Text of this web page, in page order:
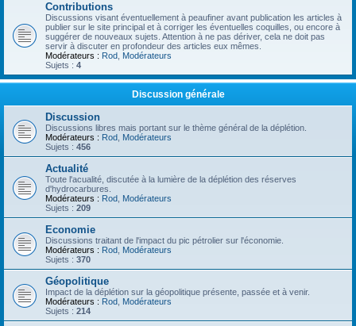
Contributions
Discussions visant éventuellement à peaufiner avant publication les articles à
publier sur le site principal et à corriger les éventuelles coquilles, ou encore à
suggérer de nouveaux sujets. Attention à ne pas dériver, cela ne doit pas
servir à discuter en profondeur des articles eux mêmes.
Modérateurs : Rod Modérateurs
Sujets : 4
Discussion générale
Discussion
Discussions libres mais portant sur le thème général de la déplétion.
Modérateurs : Rod Modérateurs
Sujets : 456
Actualité
Toute l'acualité, discutée à la lumière de la déplétion des réserves
d'hydrocarbures.
Modérateurs : Rod Modérateurs
Sujets : 209
Economie
Discussions traitant de l'impact du pic pétrolier sur l'économie.
Modérateurs : Rod Modérateurs
Sujets : 370
Géopolitique
Impact de la déplétion sur la géopolitique présente, passée et à venir.
Modérateurs : Rod Modérateurs
Sujets : 214